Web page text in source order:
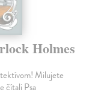
Holmes
Milujete
čítali Psa